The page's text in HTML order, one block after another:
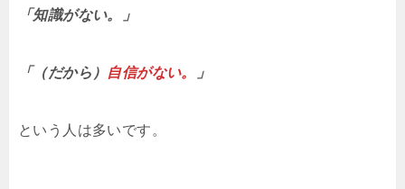
「知識がない。」
「（だから） 自信がない。 」
という人は多いです。